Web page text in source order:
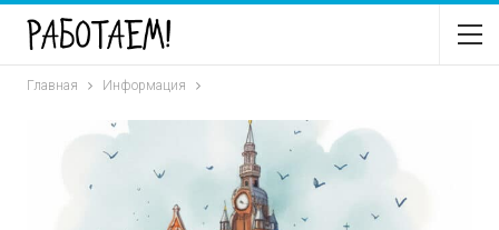
Главная Информация